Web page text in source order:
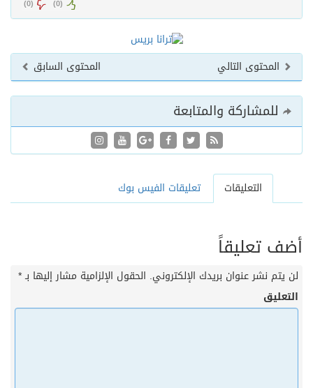
(
0
) (
0
)
المحتوى السابق المحتوى التالي
للمشاركة والمتابعة
التعليقات تعليقات الفيس بوك
أضف تعليقاً
لن يتم نشر عنوان بريدك الإلكتروني. الحقول الإلزامية مشار إليها بـ*
التعليق